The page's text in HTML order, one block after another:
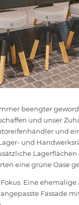
beengter
und unser
und
und
eine grüne Oase
Eine
Fassade